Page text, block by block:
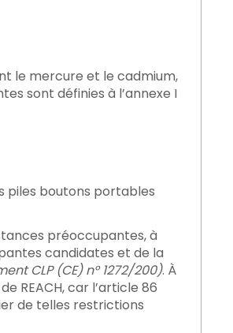
le mercure et le cadmium,
sont définies à l’annexe I
piles boutons portables
préoccupantes, à
candidates et de la
CLP (CE) n° 1272/200). À
REACH, car l’article 86
de telles restrictions